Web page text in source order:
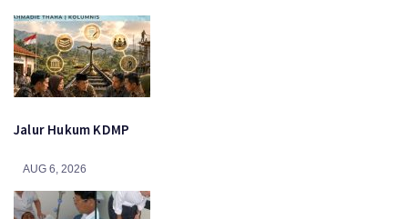
Jalur Hukum KDMP
AUG 6, 2026